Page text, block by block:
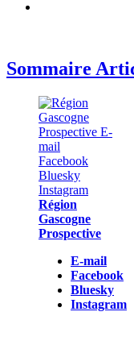
Sommaire
Région
Gascogne
Prospective
E-mail
Facebook
Bluesky
Instagram